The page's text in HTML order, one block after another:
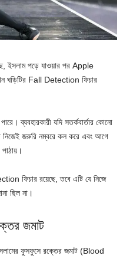
ইসলাম পড়ে যাওয়ার পর Apple
ঘড়িটির Fall Detection ফিচার
ব্যবহারকারী যদি সতর্কবার্তার কোনো
নিজেই জরুরি নম্বরে কল করে এবং আগে
ফিচার রয়েছে, তবে এটি যে নিজে
ছিল না।
জমাট
ফুসফুসে রক্তের জমাট (Blood